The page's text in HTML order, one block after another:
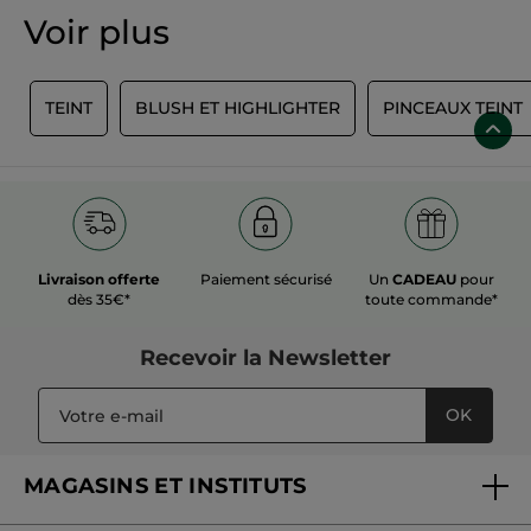
naturelle. Et pour profiter au mieux de votre anti-cernes ou
votre correcteur, vous pouvez compter sur le pinceau
correcteur. Il permet une application uniforme et ultra-précise.
Voir plus
TEINT BLUSH ET HIGHLIGHTER PINCEAUX TEINT
Livraison offerte
dès 35€*
Paiement sécurisé UnCADEAU pour
toute commande*
Recevoir la Newsletter
OK
MAGASINS ET INSTITUTS